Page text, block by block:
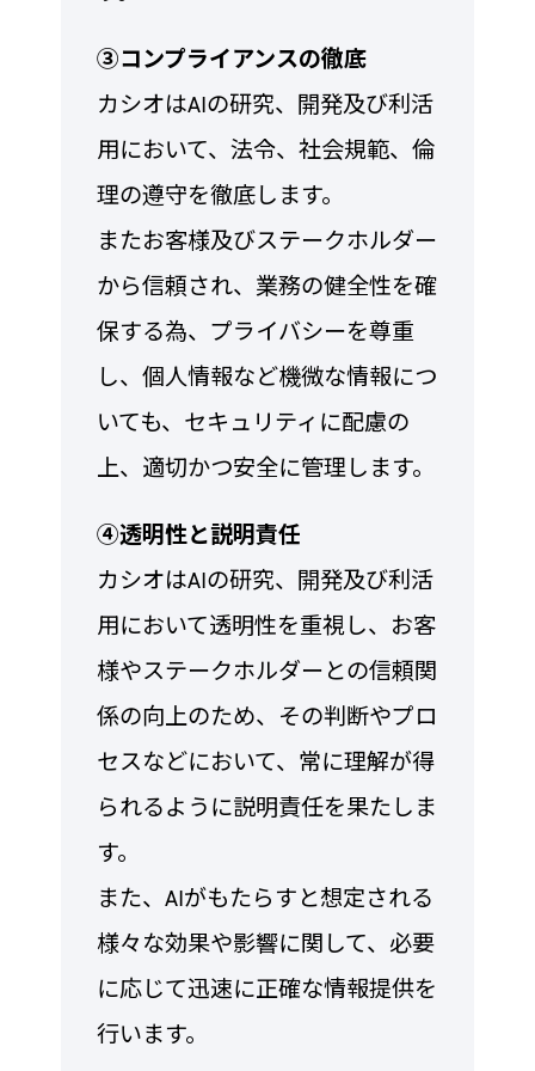
③コンプライアンスの徹底
カシオはAIの研究、開発及び利活
用において、法令、社会規範、倫
理の遵守を徹底します。
またお客様及びステークホルダー
から信頼され、業務の健全性を確
保する為、プライバシーを尊重
し、個人情報など機微な情報につ
いても、セキュリティに配慮の
上、適切かつ安全に管理します。
④透明性と説明責任
カシオはAIの研究、開発及び利活
用において透明性を重視し、お客
様やステークホルダーとの信頼関
係の向上のため、その判断やプロ
セスなどにおいて、常に理解が得
られるように説明責任を果たしま
す。
また、AIがもたらすと想定される
様々な効果や影響に関して、必要
に応じて迅速に正確な情報提供を
行います。